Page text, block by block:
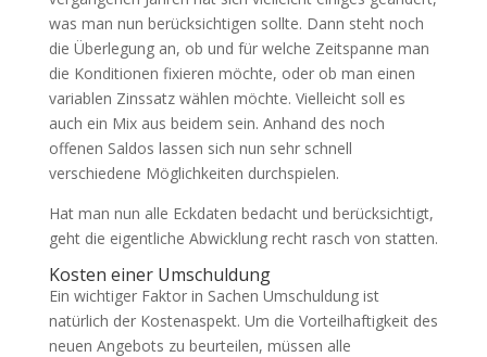
was man nun berücksichtigen sollte. Dann steht noch
die Überlegung an, ob und für welche Zeitspanne man
die Konditionen fixieren möchte, oder ob man einen
variablen Zinssatz wählen möchte. Vielleicht soll es
auch ein Mix aus beidem sein. Anhand des noch
offenen Saldos lassen sich nun sehr schnell
verschiedene Möglichkeiten durchspielen.
Hat man nun alle Eckdaten bedacht und berücksichtigt,
geht die eigentliche Abwicklung recht rasch von statten.
Kosten einer Umschuldung
Ein wichtiger Faktor in Sachen Umschuldung ist
natürlich der Kostenaspekt. Um die Vorteilhaftigkeit des
neuen Angebots zu beurteilen, müssen alle